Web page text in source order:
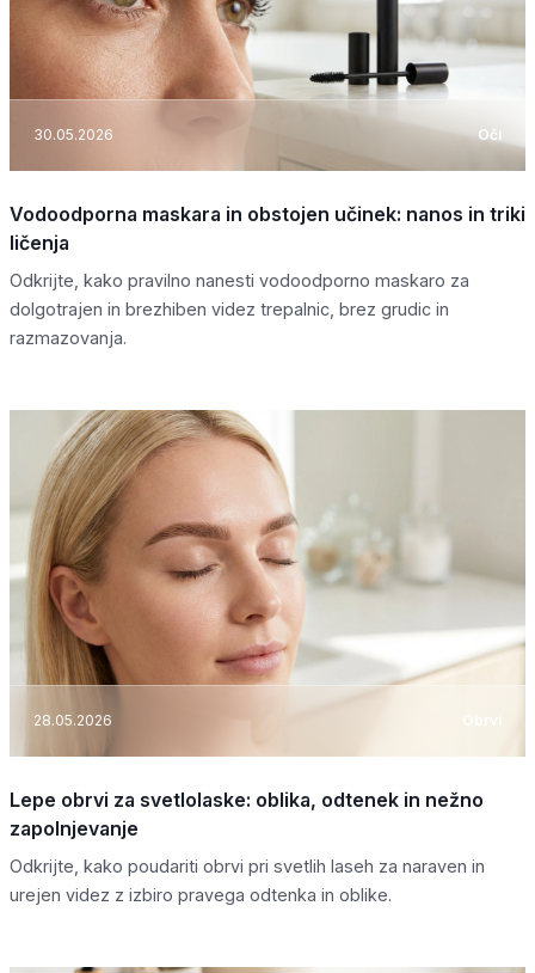
30.05.2026 Oči
Vodoodporna maskara in obstojen učinek: nanos in triki
ličenja
Odkrijte, kako pravilno nanesti vodoodporno maskaro za
dolgotrajen in brezhiben videz trepalnic, brez grudic in
razmazovanja.
28.05.2026 Obrvi
Lepe obrvi za svetlolaske: oblika, odtenek in nežno
zapolnjevanje
Odkrijte, kako poudariti obrvi pri svetlih laseh za naraven in
urejen videz z izbiro pravega odtenka in oblike.